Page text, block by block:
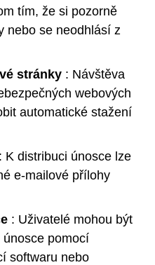
tím, že si pozorně
nebo se neodhlásí z
stránky : Návštěva
webových
automatické stažení
: K distribuci únosce lze
e-mailové přílohy
: Uživatelé mohou být
pomocí
softwaru nebo